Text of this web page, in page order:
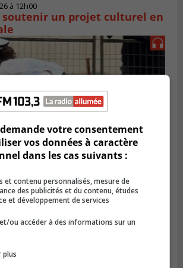
à 12h00
un projet culturel en
à 08h23
kystique à l’Ironman : le
d’Emma Fontaine
demande votre consentement
vos données à caractère
dans les cas suivants :
et contenu personnalisés, mesure de
des publicités et du contenu, études
et développement de services
ou accéder à des informations sur un
plus